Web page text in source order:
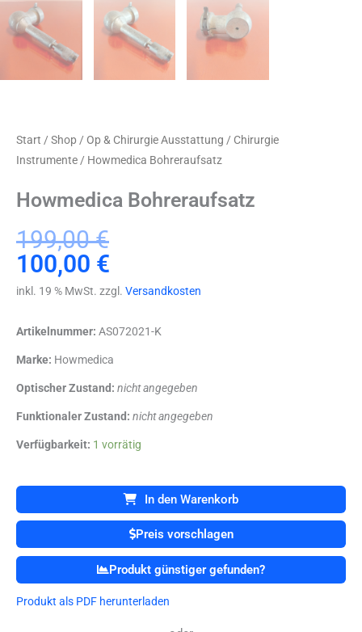
Start / Shop / Op & Chirurgie Ausstattung / Chirurgie
Instrumente / Howmedica Bohreraufsatz
Howmedica Bohreraufsatz
199,00€
Ursprünglicher
Preis
war:
100,00 €
Aktueller
Preis
ist:
inkl. 19 % MwSt. zzgl. Versandkosten
Artikelnummer: AS072021-K
Marke: Howmedica
Optischer Zustand: nicht angegeben
Funktionaler Zustand: nicht angegeben
Verfügbarkeit: 1 vorrätig
Howmedica
In den Warenkorb
Preis vorschlagen
Produkt günstiger gefunden?
Produkt als PDF herunterladen